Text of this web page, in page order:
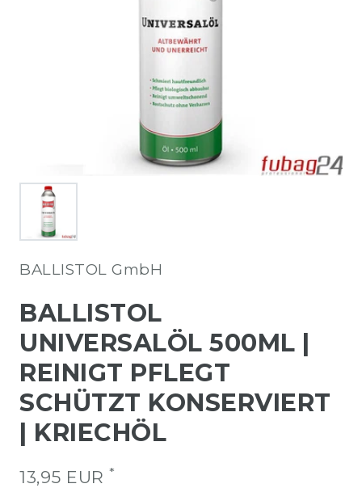
BALLISTOL GmbH
BALLISTOL
UNIVERSALÖL 500ML |
REINIGT PFLEGT
SCHÜTZT KONSERVIERT
| KRIECHÖL
13,95 EUR *